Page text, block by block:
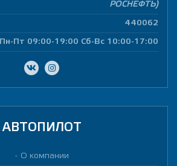
РОСНЕФТЬ)
440062
Пн-Пт 09:00-19:00 Сб-Вс 10:00-17:00
АВТОПИЛОТ
О компании